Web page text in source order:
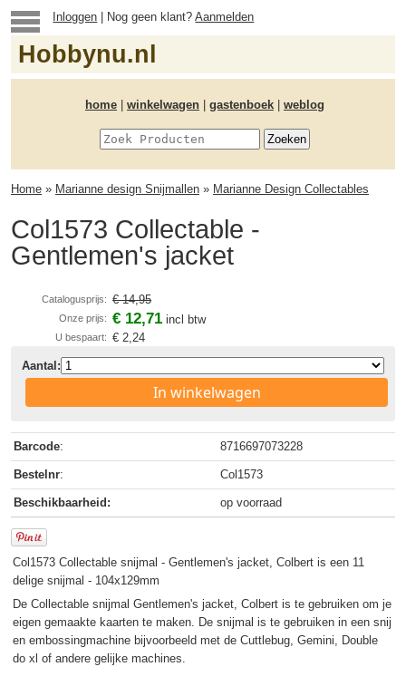
Inloggen | Nog geen klant?Aanmelden
Hobbynu.nl
home winkelwagen gastenboek weblog
Home » Marianne design Snijmallen » Marianne Design Collectables
Col1573 Collectable -
Gentlemen's jacket
Catalogusprijs: € 14,95
Onze prijs: € 12,71 incl btw
U bespaart: € 2,24
Aantal:
In winkelwagen
Barcode: 8716697073228
Bestelnr: Col1573
Beschikbaarheid: op voorraad
Col1573 Collectable snijmal - Gentlemen's jacket, Colbert is een 11
delige snijmal - 104x129mm
De Collectable snijmal Gentlemen's jacket, Colbert is te gebruiken om je
eigen gemaakte kaarten te maken. De snijmal is te gebruiken in een snij
en embossingmachine bijvoorbeeld met de Cuttlebug, Gemini, Double
do xl of andere gelijke machines.